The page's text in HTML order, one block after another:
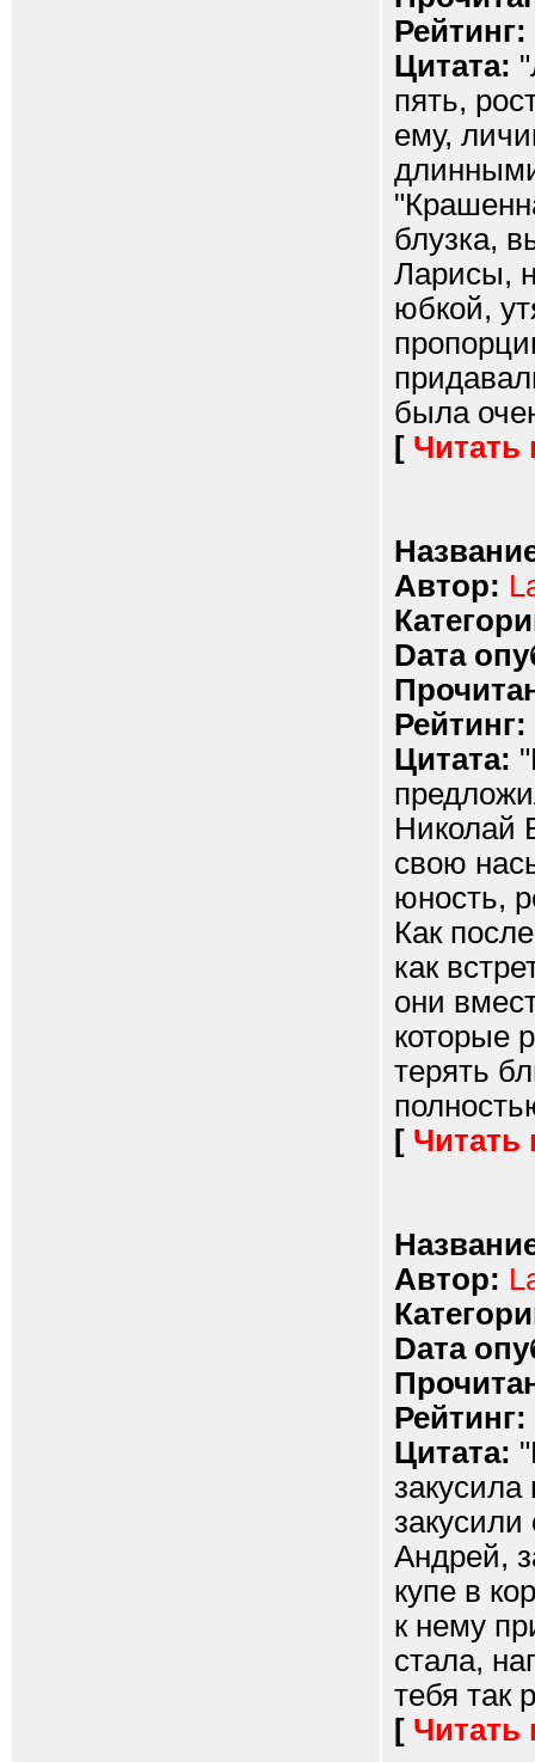
Рейтинг:
Цитата:
пять,
ему,
блузка,
Ларисы,
юбкой,
была
[ Читать
Автор:
Dата
Рейтинг:
Цитата:
Николай
свою
юность,
Как
как
они
которые
терять
[ Читать
Автор:
Dата
Рейтинг:
Цитата:
Андрей,
купе в
к нему
стала,
тебя так
[ Читать